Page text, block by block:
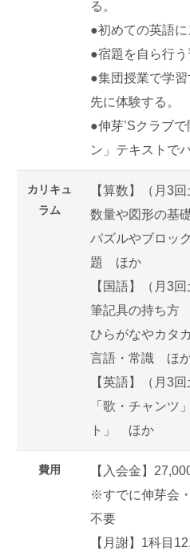
る。
●初めての英語に
●宿題を自ら行う
●集団授業で学
先に体験する。
●伸芽’Sクラブ
ン」テキストで
カリキュ
ラム
【算数】（月3回
数量や図形の基
パズルやブロッ
題 ほか
【国語】（月3回
筆記具の持ち方
ひらがなやカ
言語・常識 ほ
【英語】（月3回
「歌・チャンツ
ト」 ほか
費用
【入会金】
※すでに伸芽会
不要
【月謝】1科目